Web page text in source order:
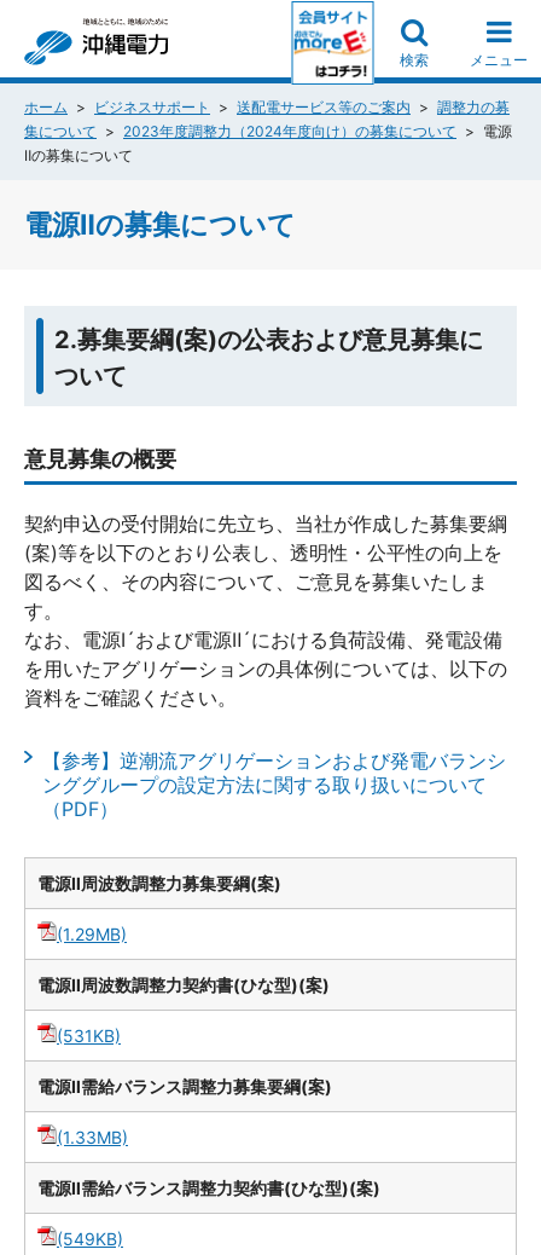
検索 メニュー
ホーム ビジネスサポート 送配電サービス等のご案内
調整力の募
集について
2023年度調整力（2024年度向け）の募集について
電源
Ⅱの募集について
電源Ⅱの募集について
2.募集要綱(案)の公表および意見募集に
ついて
意見募集の概要
契約申込の受付開始に先立ち、当社が作成した募集要綱
(案)等を以下のとおり公表し、透明性・公平性の向上を
図るべく、その内容について、ご意見を募集いたしま
す。
なお、電源Ⅰ´および電源Ⅱ´における負荷設備、発電設備
を用いたアグリゲーションの具体例については、以下の
資料をご確認ください。
【参考】逆潮流アグリゲーションおよび発電バランシ
ンググループの設定方法に関する取り扱いについて
（PDF）
電源Ⅱ周波数調整力募集要綱(案)
(1.29MB)
電源Ⅱ周波数調整力契約書(ひな型)(案)
(531KB)
電源Ⅱ需給バランス調整力募集要綱(案)
(1.33MB)
電源Ⅱ需給バランス調整力契約書(ひな型)(案)
(549KB)